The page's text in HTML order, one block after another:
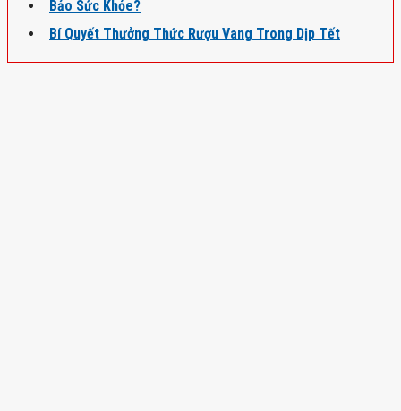
Bảo Sức Khỏe?
Bí Quyết Thưởng Thức Rượu Vang Trong Dịp Tết